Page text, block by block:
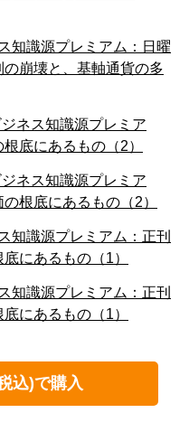
知識源プレミアム：日曜
崩壊と、基軸通貨の多
ネス知識源プレミア
底にあるもの（2）
ネス知識源プレミア
根底にあるもの（2）
知識源プレミアム：正刊
にあるもの（1）
知識源プレミアム：正刊
にあるもの（1）
込)で購入